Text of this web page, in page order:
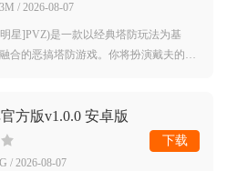
/ 2026-08-07
星]PVZ)是一款以经典塔防玩法为基
合的恶搞塔防游戏。你将扮演戴夫的助
方版v1.0.0 安卓版
/ 2026-08-07
下载